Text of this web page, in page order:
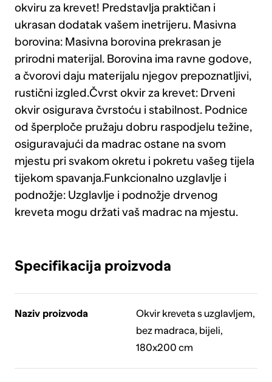
okviru za krevet! Predstavlja praktičan i
ukrasan dodatak vašem inetrijeru. Masivna
borovina: Masivna borovina prekrasan je
prirodni materijal. Borovina ima ravne godove,
a čvorovi daju materijalu njegov prepoznatljivi,
rustični izgled.Čvrst okvir za krevet: Drveni
okvir osigurava čvrstoću i stabilnost. Podnice
od šperploče pružaju dobru raspodjelu težine,
osiguravajući da madrac ostane na svom
mjestu pri svakom okretu i pokretu vašeg tijela
tijekom spavanja.Funkcionalno uzglavlje i
podnožje: Uzglavlje i podnožje drvenog
kreveta mogu držati vaš madrac na mjestu.
Specifikacija proizvoda
Naziv proizvoda
Okvir kreveta s uzglavljem,
bez madraca, bijeli,
180x200 cm